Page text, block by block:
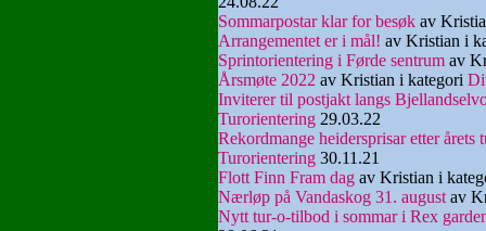
Sommarpostar klar for besøkav
Arrangementet er i mål! av Kristian i
Sprintorientering i Førde sentrumav
Årsmøte 2022 av Kristian i kategori
Inviterer til postjakt langs
Turorientering29.03.22
Rekordmange heidersprisar etter årets
Turorientering30.11.21
Flott Finn Fram dagav Kristian i
Nærløp på Vandaskog 31. augustav
Nytt tur-o-tilbod i sommar i Rex